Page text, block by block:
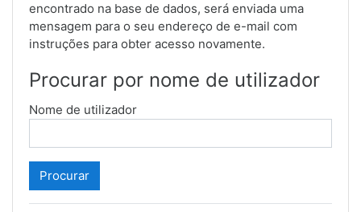
encontrado na base de dados, será enviada uma
mensagem para o seu endereço de e-mail com
instruções para obter acesso novamente.
Procurar por nome de utilizador
Nome de utilizador